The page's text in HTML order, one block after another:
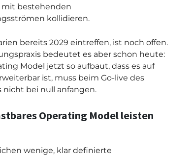
bestehenden
kollidieren.
bereits 2029 eintreffen, ist noch offen.
bedeutet es aber schon heute:
Model jetzt so aufbaut, dass es auf
ist, muss beim Go-live des
nicht bei null anfangen.
Operating Model leisten
wenige, klar definierte